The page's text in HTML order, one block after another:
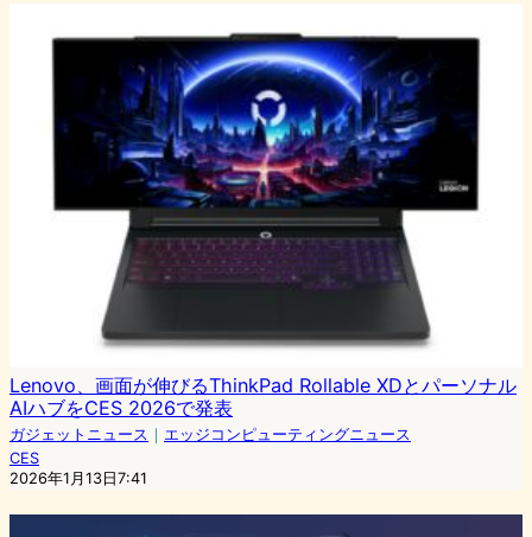
Lenovo、画面が伸びるThinkPad Rollable XDとパーソナル
AIハブをCES 2026で発表
ガジェットニュース ｜ エッジコンピューティングニュース
CES
2026年1月13日7:41